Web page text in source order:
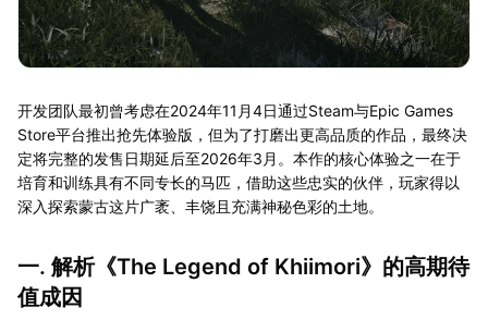
开发团队最初曾考虑在2024年11月4日通过Steam与Epic Games
Store平台推出抢先体验版，但为了打磨出更高品质的作品，最终决
定将完整的发售日期延后至2026年3月。本作的核心体验之一在于
培育和训练具有不同专长的马匹，借助这些忠实的伙伴，玩家得以
深入探索蒙古这片广袤、丰饶且充满神秘色彩的土地。
一. 解析《The Legend of Khiimori》的高期待
值成因